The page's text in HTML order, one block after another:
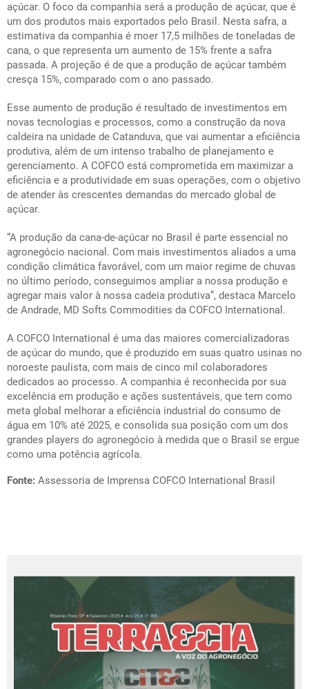
açúcar. O foco da companhia será a produção de açúcar, que é
um dos produtos mais exportados pelo Brasil. Nesta safra, a
estimativa da companhia é moer 17,5 milhões de toneladas de
cana, o que representa um aumento de 15% frente a safra
passada. A projeção é de que a produção de açúcar também
cresça 15%, comparado com o ano passado.
Esse aumento de produção é resultado de investimentos em
novas tecnologias e processos, como a construção da nova
caldeira na unidade de Catanduva, que vai aumentar a eficiência
produtiva, além de um intenso trabalho de planejamento e
gerenciamento. A COFCO está comprometida em maximizar a
eficiência e a produtividade em suas operações, com o objetivo
de atender às crescentes demandas do mercado global de
açúcar.
“A produção da cana-de-açúcar no Brasil é parte essencial no
agronegócio nacional. Com mais investimentos aliados a uma
condição climática favorável, com um maior regime de chuvas
no último período, conseguimos ampliar a nossa produção e
agregar mais valor à nossa cadeia produtiva”, destaca Marcelo
de Andrade, MD Softs Commodities da COFCO International.
A COFCO International é uma das maiores comercializadoras
de açúcar do mundo, que é produzido em suas quatro usinas no
noroeste paulista, com mais de cinco mil colaboradores
dedicados ao processo. A companhia é reconhecida por sua
excelência em produção e ações sustentáveis, que tem como
meta global melhorar a eficiência industrial do consumo de
água em 10% até 2025, e consolida sua posição com um dos
grandes players do agronegócio à medida que o Brasil se ergue
como uma potência agrícola.
Fonte: Assessoria de Imprensa COFCO International Brasil